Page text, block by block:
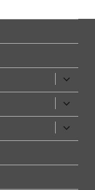
öffnen
öffnen
öffnen